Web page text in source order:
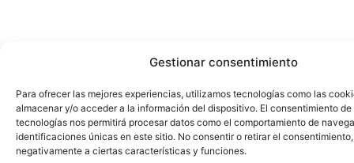
Gestionar consentimiento
Para ofrecer las mejores experiencias, utilizamos tecnologías como las
almacenar y/o acceder a la información del dispositivo. El consentimiento de
tecnologías nos permitirá procesar datos como el comportamiento de
identificaciones únicas en este sitio. No consentir o retirar el
negativamente a ciertas características y funciones.